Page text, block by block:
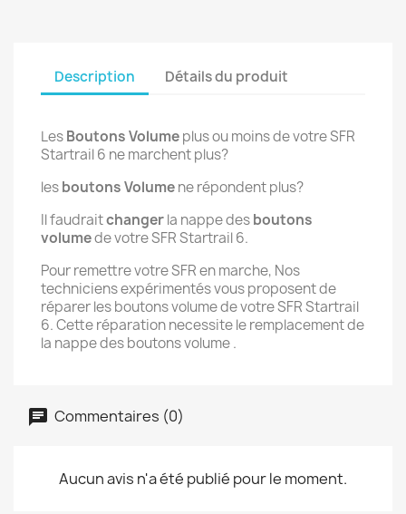
Description Détails du produit
LesBoutons Volumeplus ou moins de votre SFR
Startrail 6 ne marchent plus?
lesboutons Volumene répondent plus?
Il faudraitchangerla nappe desboutons
volumede votre SFR Startrail 6.
Pour remettre votre SFR en marche, Nos
techniciens expérimentés vous proposent de
réparer les boutons volume de votre SFR Startrail
6. Cette réparation necessite le remplacement de
la nappe des boutons volume .
Commentaires (0)
Aucun avis n'a été publié pour le moment.